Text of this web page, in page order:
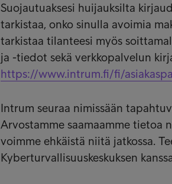
Suojautuaksesi huijauksilta
tarkistaa, onko sinulla avoimia
tarkistaa tilanteesi myös
ja -tiedot sekä verkkopalvelun
https://www.intrum.fi/fi/
Intrum seuraa nimissään
Arvostamme saamaamme tietoa
voimme ehkäistä niitä jatkossa.
Kyberturvallisuuskeskuksen